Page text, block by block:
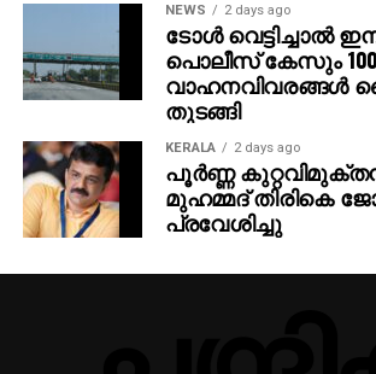
എട്ടാം ക്ലാസ്സിലെ സോഷ്യല്‍ സയന്‍സ്
പാഠപുസ്തകത്തില്‍ പുതുതായി
സമൂഹത്തില്‍ നീതിന്യായ
പാഠഭാഗത്താണ് വിവാദ പരാമര്‍ശങ്ങള്‍
കേസുകളുടെ എണ്ണവും പുസ്തകത്തില്‍
NEWS 2 days ago
ടോൾ വെട്ടിച്ചാൽ
പൊലീസ് കേസും
വാഹനവിവരങ്ങൾ
തുടങ്ങി
KERALA 2 days ago
പൂര്‍ണ്ണ
മുഹമ്മദ് തിരികെ
പ്രവേശിച്ചു